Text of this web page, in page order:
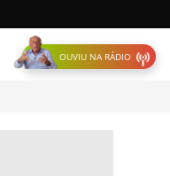
OUVIU NA RÁDIO